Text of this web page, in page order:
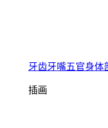
牙齿牙嘴五官身体
插画